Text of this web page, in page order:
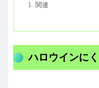
関連
ハロウインに